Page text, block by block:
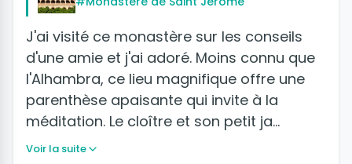
J'ai visité ce monastère sur les conseils
d'une amie et j'ai adoré. Moins connu que
l'Alhambra, ce lieu magnifique offre une
parenthèse apaisante qui invite à la
méditation. Le cloître et son petit ja…
Voir la suite